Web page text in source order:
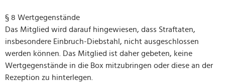
§ 8 Wertgegenstände
Das Mitglied wird darauf hingewiesen, dass Straftaten,
insbesondere Einbruch-Diebstahl, nicht ausgeschlossen
werden können. Das Mitglied ist daher gebeten, keine
Wertgegenstände in die Box mitzubringen oder diese an der
Rezeption zu hinterlegen.